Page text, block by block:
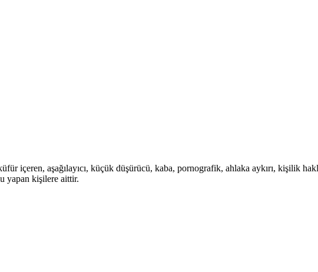
içeren, aşağılayıcı, küçük düşürücü, kaba, pornografik, ahlaka aykırı, kişilik
yapan kişilere aittir.